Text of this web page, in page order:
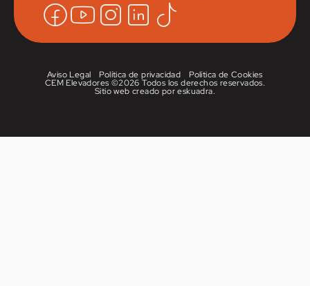
CEM Elevadores ©2026 Todos los derechos reservados.
Sitio web creado poreskuadra.
Aviso Legal Política de privacidad Política de Cookies